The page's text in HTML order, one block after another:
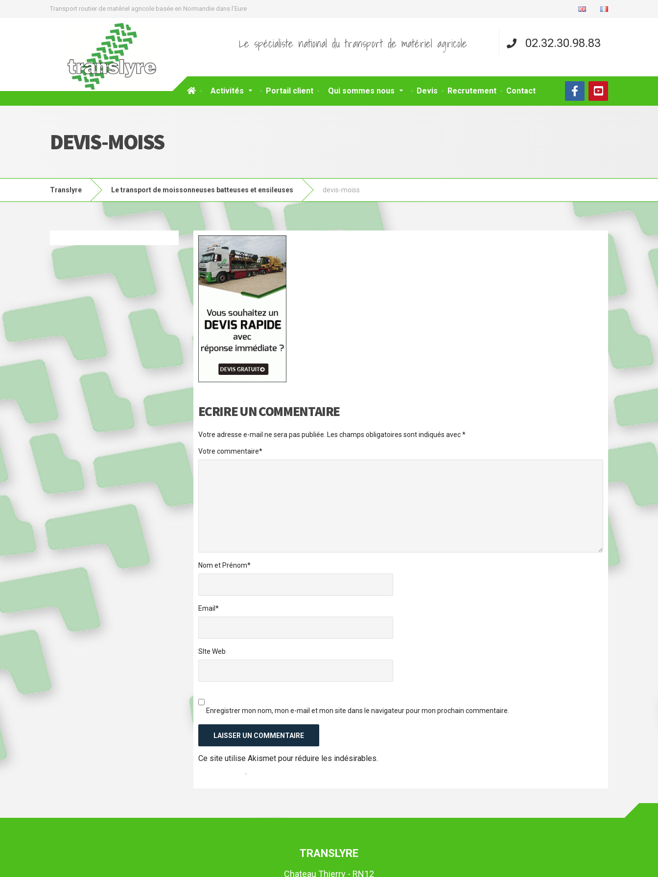
Transport routier de matériel agricole basée en Normandie dans l’Eure
Activités Portail client Qui sommes nous Devis Recrutement Contact
Le spécialiste national du transport de matériel agricole 02.32.30.98.83
DEVIS-MOISS
Translyre Le transport de moissonneuses batteuses et ensileuses devis-moiss
ECRIRE UN COMMENTAIRE
Votre adresse e-mail ne sera pas publiée. Les champs obligatoires sont indiqués avec*
Votre commentaire*
Nom et Prénom*
Email *
SIte Web
Enregistrer mon nom, mon e-mail et mon site dans le navigateur pour mon prochain commentaire.
Ce site utilise Akismet pour réduire les indésirables.
.
TRANSLYRE
Chateau Thierry - RN12